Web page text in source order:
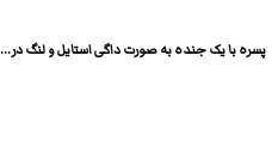
پسره با یک جنده به صورت داگی استایل و لنگ در...